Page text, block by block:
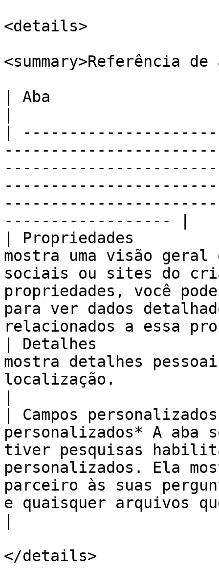
<details>
<summary>Referência de
| Aba                   |
|
------------------ |
| Propriedades
mostra uma visão
sociais ou sites do
propriedades, você
para ver dados
relacionados a essa
| Detalhes              |
mostra detalhes
localização.
| Campos
personalizados* A
tiver pesquisas
personalizados. Ela
parceiro às suas
e quaisquer arquivos
</details>